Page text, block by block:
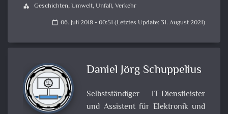
category Geschichten,Umwelt,Unfall,Verkehr
calendar_today 06. Juli 2018 - 00:51 (Letztes Update: 31. August 2021)
Daniel Jörg Schuppelius
Selbstständiger IT-Dienstleister
und Assistent für Elektronik und